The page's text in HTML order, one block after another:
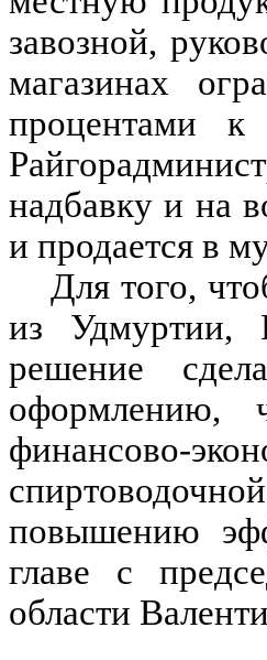
завозной,
магазинах
процентами к
надбавку и на
и продается в
Для того,
из Удмуртии,
решение
оформлению,
финансово-
повышению
главе с
области